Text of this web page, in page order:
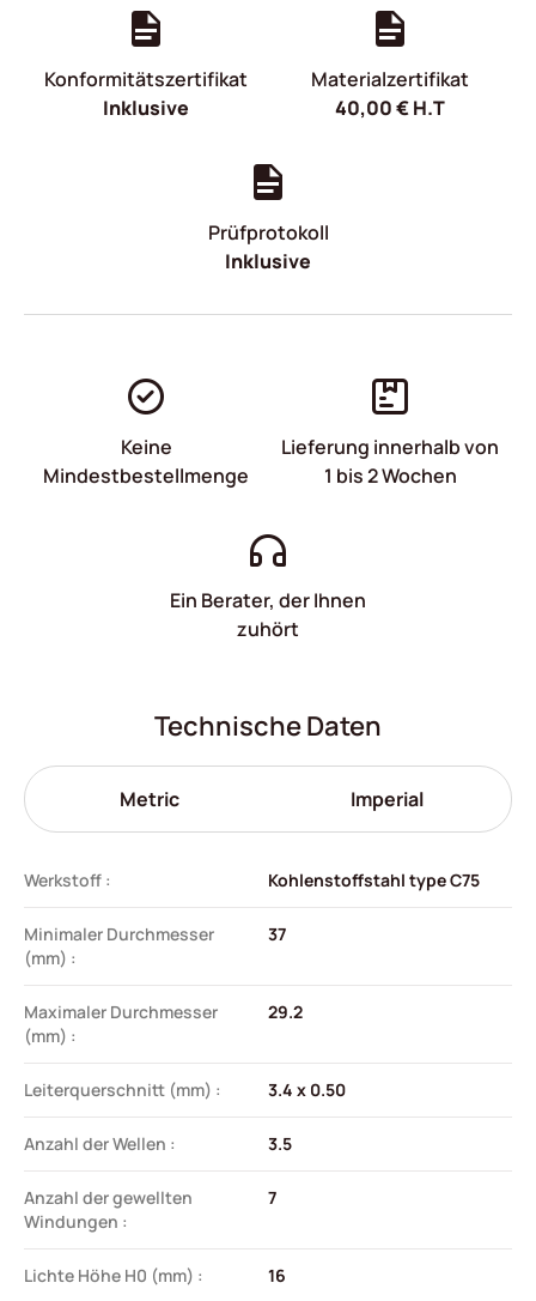
Konformitätszertifikat
Inklusive
Materialzertifikat
40,00€H.T
Prüfprotokoll
Inklusive
Keine
Mindestbestellmenge
Lieferung innerhalb von
1 bis 2 Wochen
Ein Berater, der Ihnen
zuhört
Technische Daten
Metric Imperial
Werkstoff : Kohlenstoffstahl type C75
Minimaler Durchmesser
(mm) :
37
Maximaler Durchmesser
(mm) :
29.2
Leiterquerschnitt (mm) : 3.4 x 0.50
Anzahl der Wellen : 3.5
Anzahl der gewellten
Windungen :
7
Lichte Höhe H0 (mm) : 16